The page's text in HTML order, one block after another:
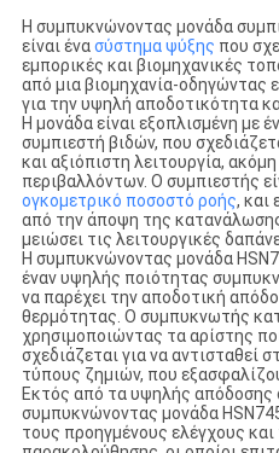
Η συμπυκνώνοντας μονάδα
είναι ένασύστημα ψύξης που
εμπορικές και βιομηχανικές
από μια βιομηχανία-οδηγώντας
για την υψηλή αποδοτικότητα
Η μονάδα είναι εξοπλισμένη με
συμπιεστή βιδών, που
και αξιόπιστη λειτουργία,
περιβαλλόντων. Ο συμπιεστής
ογκομετρικό ποσοστό ροής, και
από την άποψη της
μειώσει τις λειτουργικές
Η συμπυκνώνοντας μονάδα
έναν υψηλής ποιότητας
να παρέχει την αποδοτική
θερμότητας. Ο συμπυκνωτής
χρησιμοποιώντας τα αρίστης
σχεδιάζεται για να αντισταθεί
τύπους ζημιών, που
Εκτός από τα υψηλής απόδοσης
συμπυκνώνοντας μονάδα
τους προηγμένους ελέγχους